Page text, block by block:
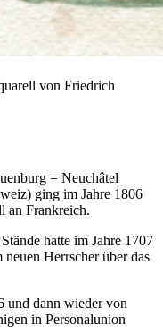
von Friedrich
= Neuchâtel
ging im Jahre 1806
an Frankreich.
hatte im Jahre 1707
Herrscher über das
und dann wieder von
in Personalunion